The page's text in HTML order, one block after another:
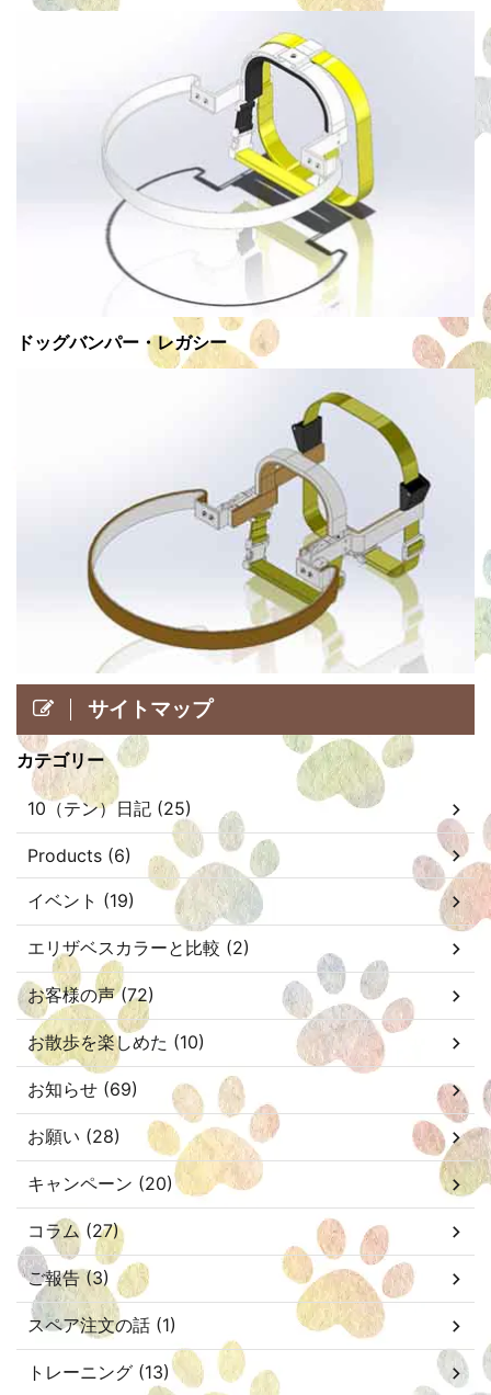
ドッグバンパー・レガシー
サイトマップ
カテゴリー
10（テン）日記 (25)
Products (6)
イベント (19)
エリザベスカラーと比較 (2)
お客様の声 (72)
お散歩を楽しめた (10)
お知らせ (69)
お願い (28)
キャンペーン (20)
コラム (27)
ご報告 (3)
スペア注文の話 (1)
トレーニング (13)